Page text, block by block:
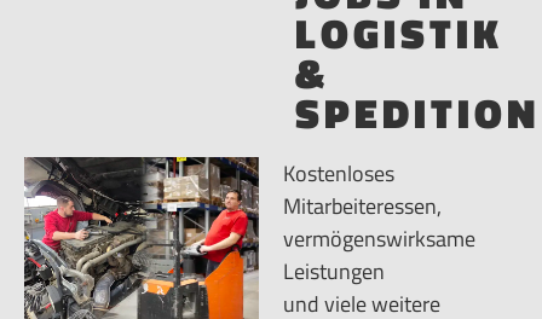
LOGISTIK
&
SPEDITION
Kostenloses
Mitarbeiteressen,
vermögenswirksame
Leistungen
und viele weitere